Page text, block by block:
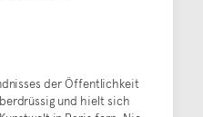
der Öffentlichkeit
und hielt sich